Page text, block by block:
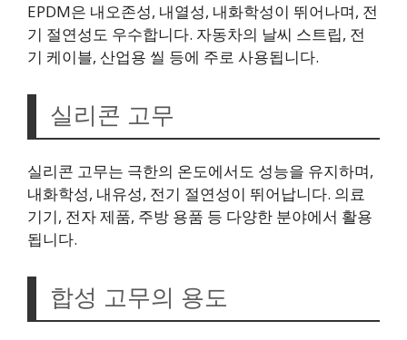
EPDM은 내오존성, 내열성, 내화학성이 뛰어나며, 전
기 절연성도 우수합니다. 자동차의 날씨 스트립, 전
기 케이블, 산업용 씰 등에 주로 사용됩니다.
실리콘 고무
실리콘 고무는 극한의 온도에서도 성능을 유지하며,
내화학성, 내유성, 전기 절연성이 뛰어납니다. 의료
기기, 전자 제품, 주방 용품 등 다양한 분야에서 활용
됩니다.
합성 고무의 용도